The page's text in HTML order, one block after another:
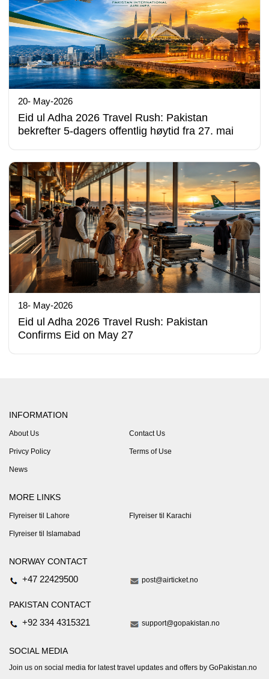
20- May-2026
Eid ul Adha 2026 Travel Rush: Pakistan
bekrefter 5-dagers offentlig høytid fra 27. mai
18- May-2026
Eid ul Adha 2026 Travel Rush: Pakistan
Confirms Eid on May 27
INFORMATION
About Us Contact Us
Privcy Policy Terms of Use
News
MORE LINKS
Flyreiser til Lahore Flyreiser til Karachi
Flyreiser til Islamabad
NORWAY CONTACT
+47 22429500 post@airticket.no
PAKISTAN CONTACT
+92 334 4315321 support@gopakistan.no
SOCIAL MEDIA
Join us on social media for latest travel updates and offers by GoPakistan.no